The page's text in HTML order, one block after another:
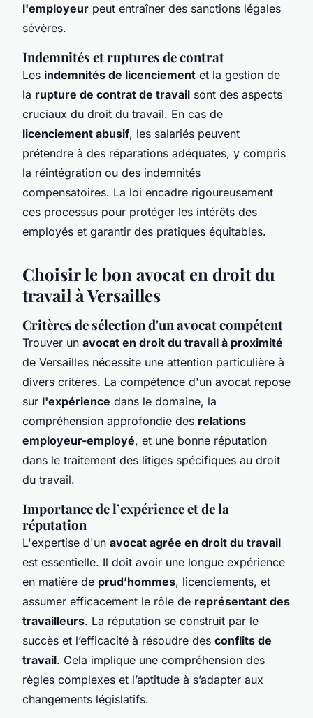
l'employeur peut entraîner des sanctions légales
sévères.
Indemnités et ruptures de contrat
Les indemnités de licenciement et la gestion de
la rupture de contrat de travail sont des aspects
cruciaux du droit du travail. En cas de
licenciement abusif, les salariés peuvent
prétendre à des réparations adéquates, y compris
la réintégration ou des indemnités
compensatoires. La loi encadre rigoureusement
ces processus pour protéger les intérêts des
employés et garantir des pratiques équitables.
Choisir le bon avocat en droit du
travail à Versailles
Critères de sélection d'un avocat compétent
Trouver un avocat en droit du travail à proximité
de Versailles nécessite une attention particulière à
divers critères. La compétence d'un avocat repose
sur l'expérience dans le domaine, la
compréhension approfondie des relations
employeur-employé, et une bonne réputation
dans le traitement des litiges spécifiques au droit
du travail.
Importance de l’expérience et de la
réputation
L'expertise d'un avocat agrée en droit du travail
est essentielle. Il doit avoir une longue expérience
en matière de prud’hommes, licenciements, et
assumer efficacement le rôle de représentant des
travailleurs. La réputation se construit par le
succès et l’efficacité à résoudre des conflits de
travail. Cela implique une compréhension des
règles complexes et l’aptitude à s’adapter aux
changements législatifs.